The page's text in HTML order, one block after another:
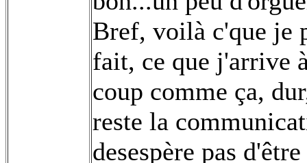
Bref, voilà c'que je
fait, ce que j'arrive
coup comme ça,
reste la
desespère pas